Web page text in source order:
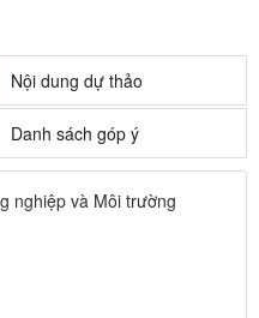
Nội dung dự thảo
Danh sách góp ý
nghiệp và Môi trường